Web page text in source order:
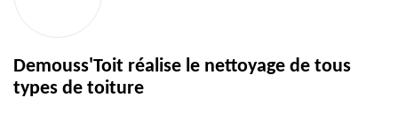
Demouss'Toit réalise le nettoyage de tous
types de toiture